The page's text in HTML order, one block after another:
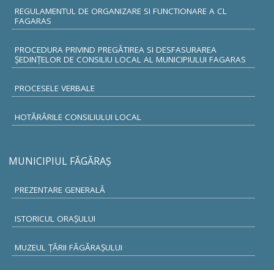
REGULAMENTUL DE ORGANIZARE SI FUNCTIONARE A CL
FAGARAS
PROCEDURA PRIVIND PREGĂTIREA SI DESFASURAREA
ȘEDINȚELOR DE CONSILIU LOCAL AL MUNICIPIULUI FAGARAS
PROCESELE VERBALE
HOTĂRÂRILE CONSILIULUI LOCAL
MUNICIPIUL FĂGĂRAŞ
PREZENTARE GENERALĂ
ISTORICUL ORAŞULUI
MUZEUL ŢĂRII FĂGĂRAŞULUI